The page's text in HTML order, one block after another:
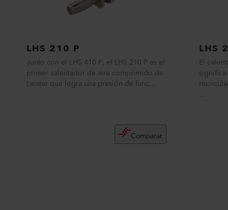
LHS 210 P
Junto con el LHS 410 P, el LHS 210 P es el
primer calentador de aire comprimido de
Leister que logra una presión de func...
Comparar
LHS
El
...